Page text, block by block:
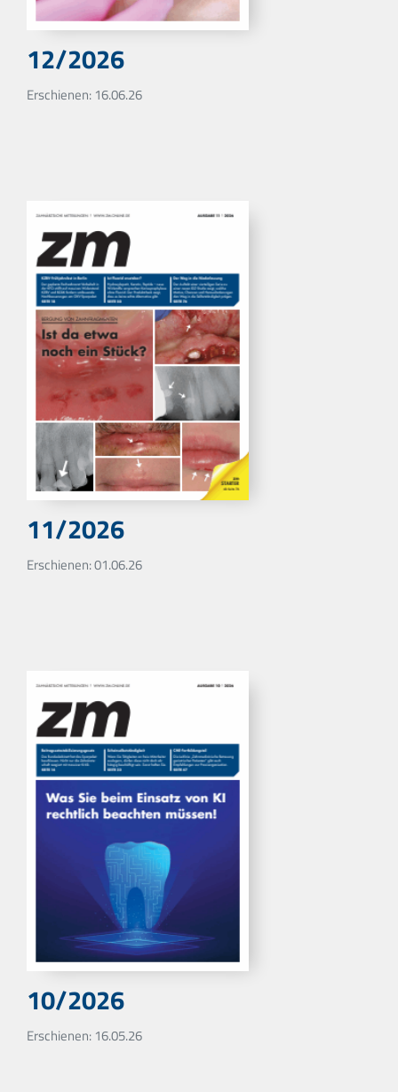
12/2026
Erschienen: 16.06.26
11/2026
Erschienen: 01.06.26
10/2026
Erschienen: 16.05.26